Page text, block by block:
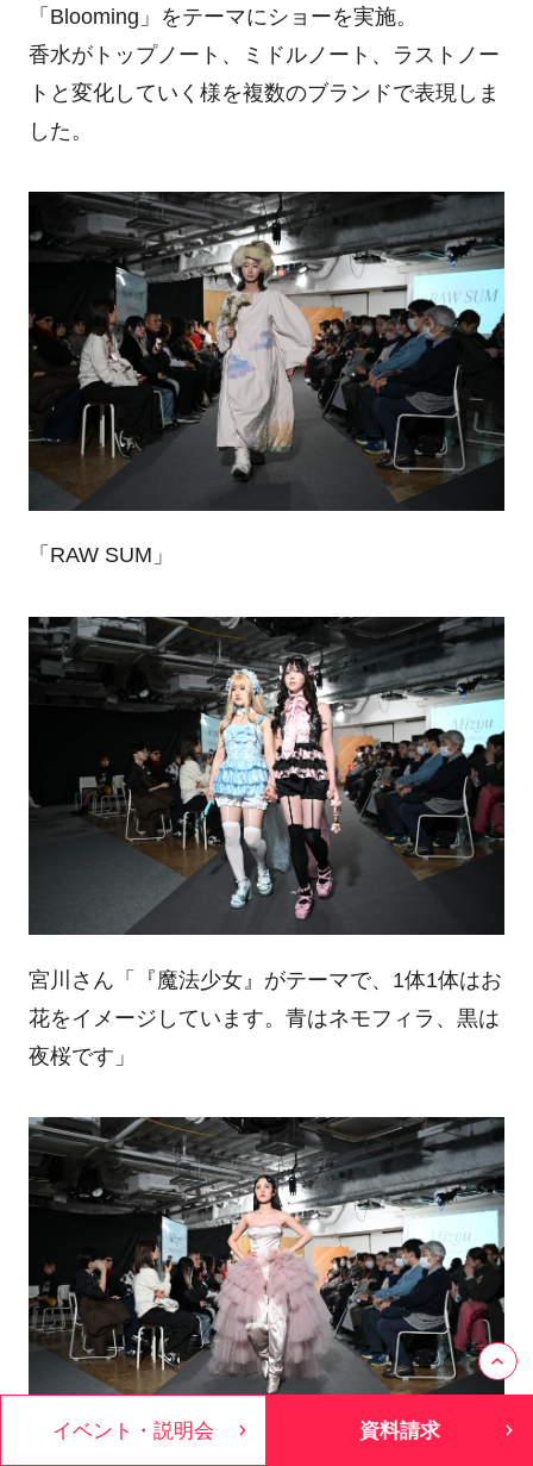
「Blooming」をテーマにショーを実施。
香水がトップノート、ミドルノート、ラストノー
トと変化していく様を複数のブランドで表現しま
した。
「RAW SUM」
宮川さん「『魔法少女』がテーマで、1体1体はお
花をイメージしています。青はネモフィラ、黒は
夜桜です」
イベント・説明会 資料請求